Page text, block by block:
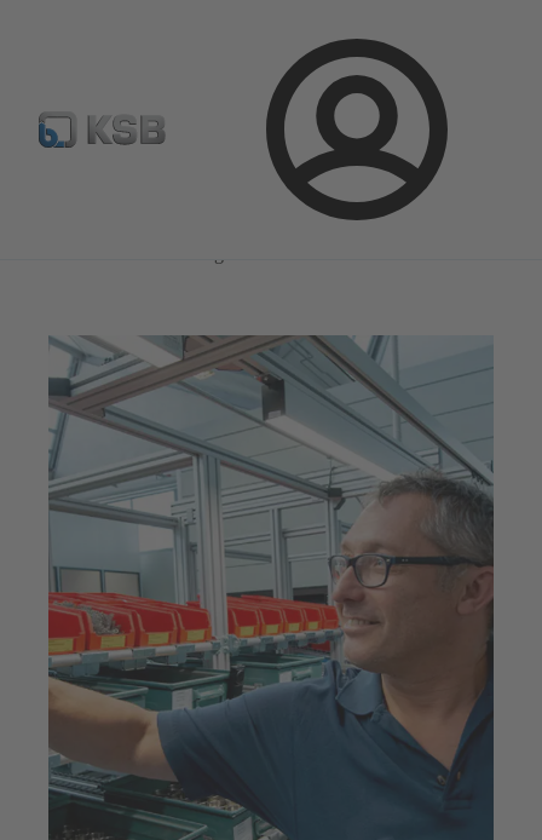
Aanmelding
Configure Product KSB Select Standaard stuklijsten